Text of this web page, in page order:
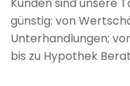
günstig: von
Unterhandlungen;
bis zu Hypothek